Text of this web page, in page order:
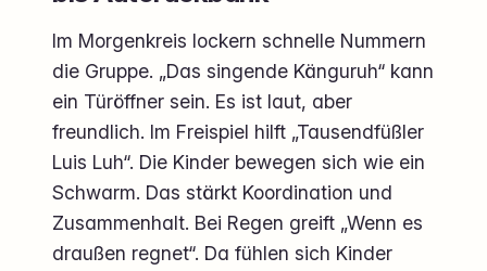
Im Morgenkreis lockern schnelle Nummern
die Gruppe. „Das singende Känguruh“ kann
ein Türöffner sein. Es ist laut, aber
freundlich. Im Freispiel hilft „Tausendfüßler
Luis Luh“. Die Kinder bewegen sich wie ein
Schwarm. Das stärkt Koordination und
Zusammenhalt. Bei Regen greift „Wenn es
draußen regnet“. Da fühlen sich Kinder